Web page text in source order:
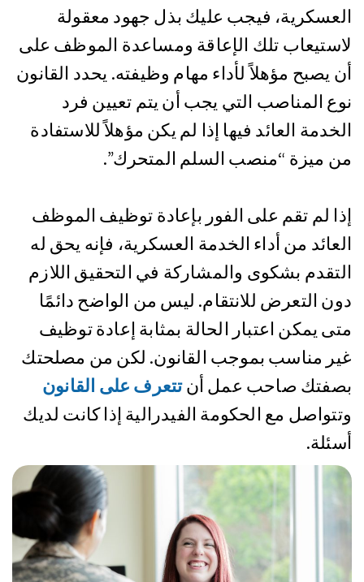
العسكرية، فيجب عليك بذل جهود معقولة
لاستيعاب تلك الإعاقة ومساعدة الموظف على
أن يصبح مؤهلاً لأداء مهام وظيفته. يحدد القانون
نوع المناصب التي يجب أن يتم تعيين فرد
الخدمة العائد فيها إذا لم يكن مؤهلاً للاستفادة
من ميزة “منصب السلم المتحرك”.
إذا لم تقم على الفور بإعادة توظيف الموظف
العائد من أداء الخدمة العسكرية، فإنه يحق له
التقدم بشكوى والمشاركة في التحقيق اللازم
دون التعرض للانتقام. ليس من الواضح دائمًا
متى يمكن اعتبار الحالة بمثابة إعادة توظيف
غير مناسب بموجب القانون. لكن من مصلحتك
بصفتك صاحب عمل أنتتعرف على القانون
وتتواصل مع الحكومة الفيدرالية إذا كانت لديك
أسئلة.